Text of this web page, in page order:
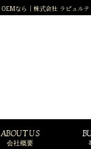
なら｜株式会社 ラピュルテ
ABOUT US
会社概要